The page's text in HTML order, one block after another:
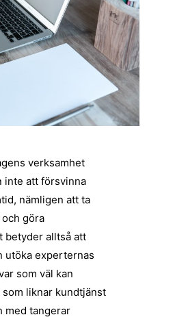
verksamhet
inte att försvinna
nämligen att ta
göra
betyder alltså att
utöka experternas
som väl kan
liknar kundtjänst
med tangerar